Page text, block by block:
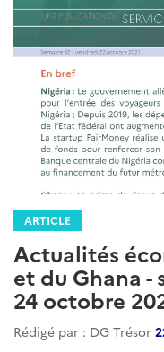
ARTICLE
Actualités
et du Ghana -
24 octobre
Rédigé par : DG Trésor